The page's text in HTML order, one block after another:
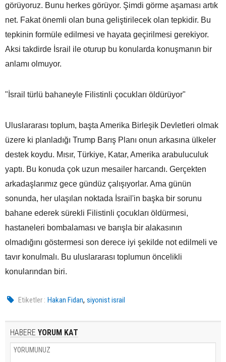
görüyoruz. Bunu herkes görüyor. Şimdi görme aşaması artık
net. Fakat önemli olan buna geliştirilecek olan tepkidir. Bu
tepkinin formüle edilmesi ve hayata geçirilmesi gerekiyor.
Aksi takdirde İsrail ile oturup bu konularda konuşmanın bir
anlamı olmuyor.
"İsrail türlü bahaneyle Filistinli çocukları öldürüyor"
Uluslararası toplum, başta Amerika Birleşik Devletleri olmak
üzere ki planladığı Trump Barış Planı onun arkasına ülkeler
destek koydu. Mısır, Türkiye, Katar, Amerika arabuluculuk
yaptı. Bu konuda çok uzun mesailer harcandı. Gerçekten
arkadaşlarımız gece gündüz çalışıyorlar. Ama günün
sonunda, her ulaşılan noktada İsrail'in başka bir sorunu
bahane ederek sürekli Filistinli çocukları öldürmesi,
hastaneleri bombalaması ve barışla bir alakasının
olmadığını göstermesi son derece iyi şekilde not edilmeli ve
tavır konulmalı. Bu uluslararası toplumun öncelikli
konularından biri.
Etiketler : Hakan Fidan,siyonist israil
HABERE YORUM KAT